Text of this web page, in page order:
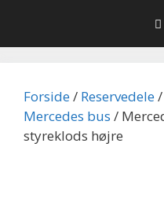
indhold
Forside/ Reservedele/
Mercedes bus /
styreklods højre